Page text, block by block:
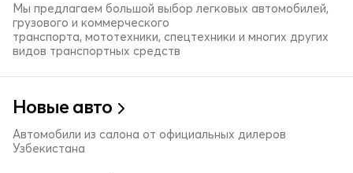
Мы предлагаем большой выбор легковых автомобилей,
грузового и коммерческого
транспорта, мототехники, спецтехники и многих других
видов транспортных средств
Новые авто
Автомобили из салона от официальных дилеров
Узбекистана